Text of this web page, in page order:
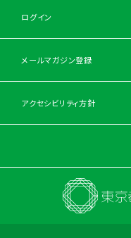
ログイン
メールマガジン登録
アクセシビリティ方針